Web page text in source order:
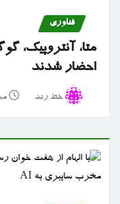
فناوری
متا، آنتروپیک،
احضار شدند
خط رند